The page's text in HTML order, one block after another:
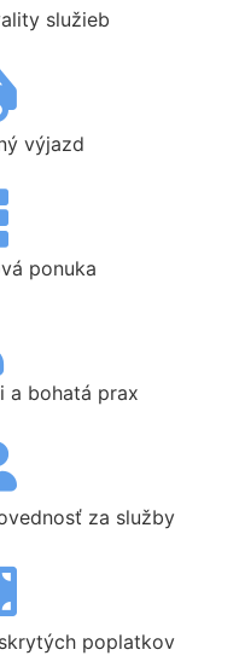
služieb
výjazd
ponuka
a bohatá prax
za služby
poplatkov